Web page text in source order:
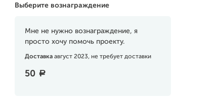
Выберите вознаграждение
Мне не нужно вознаграждение, я
просто хочу помочь проекту.
Доставка август 2023, не требует доставки
50 a